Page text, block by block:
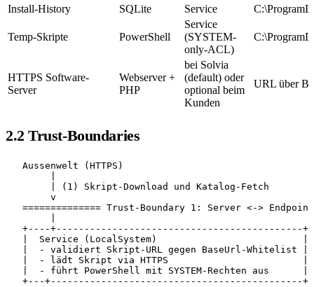
Install-History SQLite Service
Temp-Skripte PowerShell
Service
(SYSTEM-
only-ACL)
HTTPS Software-
Server
Webserver +
PHP
bei Solvia
(default) oder
optional beim
Kunden
URL über
2.2 Trust-Boundaries
   Aussenwelt (HTTPS)
        | (1) Skript-Download und Katalog-Fetch
        v
============== Trust-Boundary 1: Server <->
   +----+--------------------------------------------+
   |  Service (LocalSystem)                          |
   |  - validiert Skript-URL gegen BaseUrl-Whitelist |
   |  - lädt Skript via HTTPS                        |
   |  - führt PowerShell mit SYSTEM-Rechten aus      |
   +---+---------------------------------------------+